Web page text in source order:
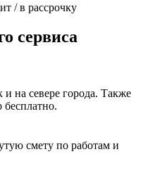
/ в рассрочку
сервиса
и на севере города. Также
бесплатно.
смету по работам и